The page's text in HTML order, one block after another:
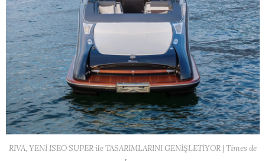
RIVA, YENİ ISEO SUPER ile TASARIMLARINI GENİŞLETİYOR | Times de